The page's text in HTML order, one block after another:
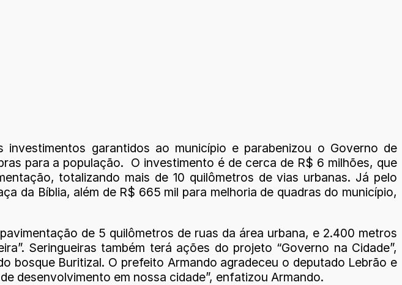
garantidos ao município e parabenizou o Governo de
para a população. O investimento é de cerca de R$ 6 milhões, que
totalizando mais de 10 quilômetros de vias urbanas. Já pelo
da Bíblia, além de R$ 665 mil para melhoria de quadras do município,
de 5 quilômetros de ruas da área urbana, e 2.400 metros
Seringueiras também terá ações do projeto “Governo na Cidade”,
bosque Buritizal. O prefeito Armando agradeceu o deputado Lebrão e
desenvolvimento em nossa cidade”, enfatizou Armando.